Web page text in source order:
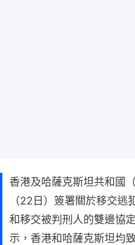
香港及哈薩克斯坦共和國
（22日）簽署關於移交
和移交被判刑人的雙邊協
示，香港和哈薩克斯坦均